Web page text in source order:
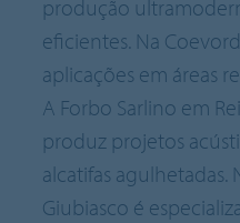
produção
eficientes. Na
aplicações em áreas
A Forbo Sarlino em
produz projetos
alcatifas agulhetadas.
Giubiasco é